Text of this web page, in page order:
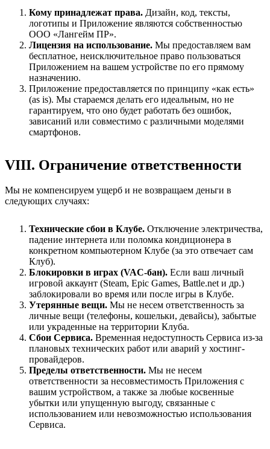
Кому принадлежат права. Дизайн, код, тексты,
логотипы и Приложение являются собственностью
ООО «Лангейм ПР».
Лицензия на использование. Мы предоставляем вам
бесплатное, неисключительное право пользоваться
Приложением на вашем устройстве по его прямому
назначению.
Приложение предоставляется по принципу «как есть»
(as is). Мы стараемся делать его идеальным, но не
гарантируем, что оно будет работать без ошибок,
зависаний или совместимо с различными моделями
смартфонов.
VIII. Ограничение ответственности
Мы не компенсируем ущерб и не возвращаем деньги в
следующих случаях:
Технические сбои в Клубе. Отключение электричества,
падение интернета или поломка кондиционера в
конкретном компьютерном Клубе (за это отвечает сам
Клуб).
Блокировки в играх (VAC-бан). Если ваш личный
игровой аккаунт (Steam, Epic Games, Battle.net и др.)
заблокировали во время или после игры в Клубе.
Утерянные вещи. Мы не несем ответственность за
личные вещи (телефоны, кошельки, девайсы), забытые
или украденные на территории Клуба.
Сбои Сервиса. Временная недоступность Сервиса из-за
плановых технических работ или аварий у хостинг-
провайдеров.
Пределы ответственности. Мы не несем
ответственности за несовместимость Приложения с
вашим устройством, а также за любые косвенные
убытки или упущенную выгоду, связанные с
использованием или невозможностью использования
Сервиса.